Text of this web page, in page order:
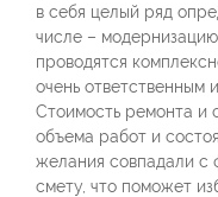
в себя целый ряд
числе –
проводятся
очень ответственным
Стоимость ремонта и
объема работ и
желания совпадали с
смету, что поможет